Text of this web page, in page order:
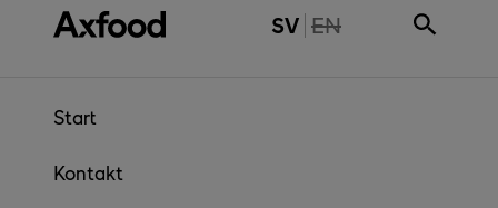
Gå direkt till innehåll SV THE PAGE IS NOT
EN
Start
Kontakt